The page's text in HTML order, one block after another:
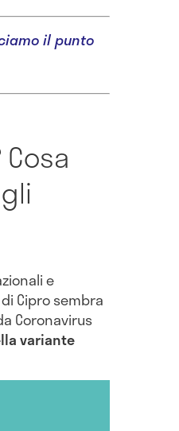
il punto
e
Cipro sembra
Coronavirus
variante